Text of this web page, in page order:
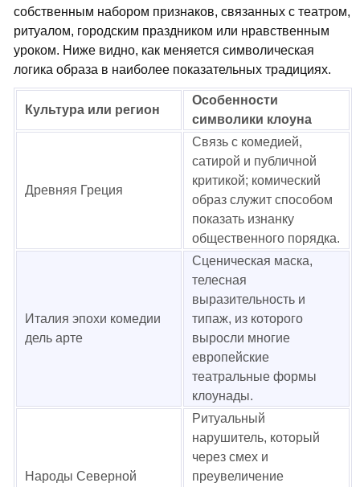
собственным набором признаков, связанных с театром,
ритуалом, городским праздником или нравственным
уроком. Ниже видно, как меняется символическая
логика образа в наиболее показательных традициях.
Культура или регион
Особенности
символики клоуна
Древняя Греция
Связь с комедией,
сатирой и публичной
критикой; комический
образ служит способом
показать изнанку
общественного порядка.
Италия эпохи комедии
дель арте
Сценическая маска,
телесная
выразительность и
типаж, из которого
выросли многие
европейские
театральные формы
клоунады.
Народы Северной
Ритуальный
нарушитель, который
через смех и
преувеличение